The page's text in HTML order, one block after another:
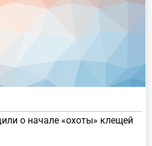
о начале «охоты» клещей